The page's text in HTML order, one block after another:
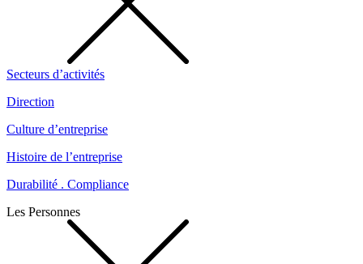
Secteurs d’activités
Direction
Culture d’entreprise
Histoire de l’entreprise
Durabilité . Compliance
Les Personnes